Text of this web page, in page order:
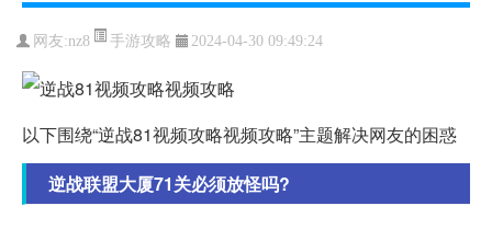
网友:nz8 手游攻略 2024-04-30 09:49:24
以下围绕“逆战81视频攻略视频攻略”主题解决网友的困惑
逆战联盟大厦71关必须放怪吗?